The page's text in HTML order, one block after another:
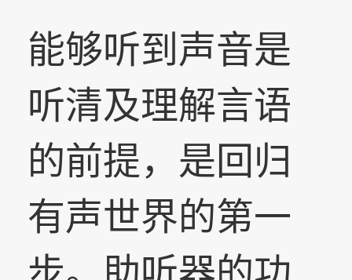
能够听到声音是
听清及理解言语
的前提，是回归
有声世界的第一